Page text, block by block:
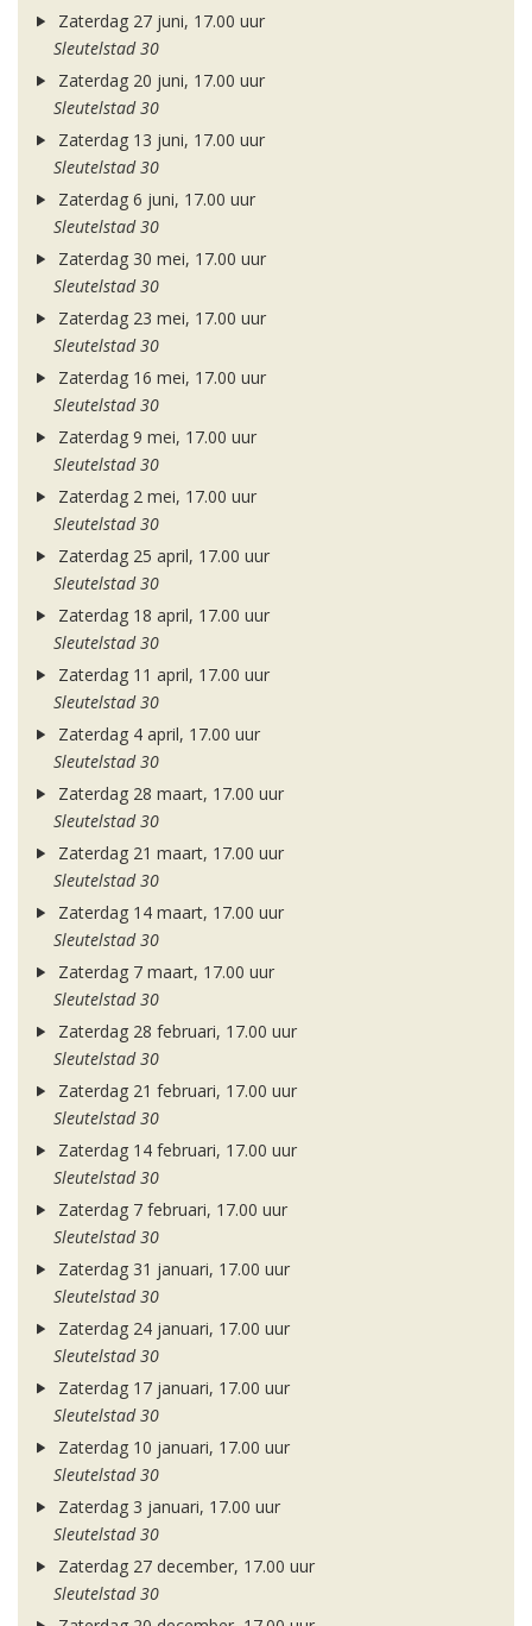
Zaterdag 27 juni, 17.00 uur
Sleutelstad 30
Zaterdag 20 juni, 17.00 uur
Sleutelstad 30
Zaterdag 13 juni, 17.00 uur
Sleutelstad 30
Zaterdag 6 juni, 17.00 uur
Sleutelstad 30
Zaterdag 30 mei, 17.00 uur
Sleutelstad 30
Zaterdag 23 mei, 17.00 uur
Sleutelstad 30
Zaterdag 16 mei, 17.00 uur
Sleutelstad 30
Zaterdag 9 mei, 17.00 uur
Sleutelstad 30
Zaterdag 2 mei, 17.00 uur
Sleutelstad 30
Zaterdag 25 april, 17.00 uur
Sleutelstad 30
Zaterdag 18 april, 17.00 uur
Sleutelstad 30
Zaterdag 11 april, 17.00 uur
Sleutelstad 30
Zaterdag 4 april, 17.00 uur
Sleutelstad 30
Zaterdag 28 maart, 17.00 uur
Sleutelstad 30
Zaterdag 21 maart, 17.00 uur
Sleutelstad 30
Zaterdag 14 maart, 17.00 uur
Sleutelstad 30
Zaterdag 7 maart, 17.00 uur
Sleutelstad 30
Zaterdag 28 februari, 17.00 uur
Sleutelstad 30
Zaterdag 21 februari, 17.00 uur
Sleutelstad 30
Zaterdag 14 februari, 17.00 uur
Sleutelstad 30
Zaterdag 7 februari, 17.00 uur
Sleutelstad 30
Zaterdag 31 januari, 17.00 uur
Sleutelstad 30
Zaterdag 24 januari, 17.00 uur
Sleutelstad 30
Zaterdag 17 januari, 17.00 uur
Sleutelstad 30
Zaterdag 10 januari, 17.00 uur
Sleutelstad 30
Zaterdag 3 januari, 17.00 uur
Sleutelstad 30
Zaterdag 27 december, 17.00 uur
Sleutelstad 30